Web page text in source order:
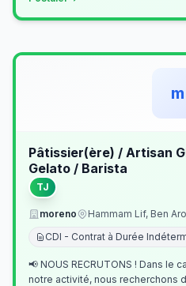
m
Pâtissier(ère) / Artisan
Gelato / Barista
TJ
moreno
Hammam Lif, Ben
CDI - Contrat à Durée
📢 NOUS RECRUTONS ! Dans le cadre du développement de
notre activité, nous recherchons